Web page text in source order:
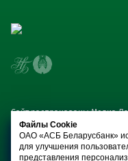
Сайт распрацаваны Медиа
Файлы Cookie
ОАО «АСБ Беларусбанк»
для улучшения
представления